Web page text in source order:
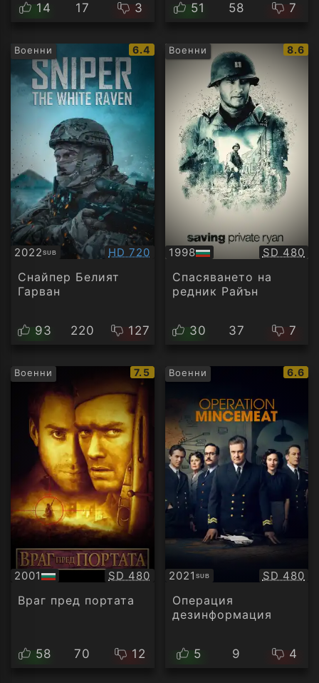
14 17 3 51 58 7
Военни
IMDb
рейтинг:
6.4
2022SUB
Субтитри Качество:
HD 720
Снайпер Белият
Гарван
93 220 127
Военни
IMDb
8.6
1998
БГ
аудио
SD 480
Спасяването на
редник Райън
30 37 7
Военни
IMDb
рейтинг:
7.5
2001
БГ
аудио
Качество:
SD 480
Враг пред портата
58 70 12
Военни
IMDb
6.6
2021 SUB
Субтитри SD 480
Операция
дезинформация
5 9 4